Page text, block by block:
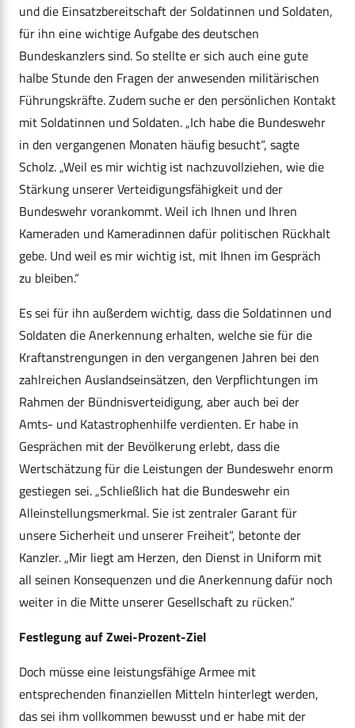
und die Einsatzbereitschaft der Soldatinnen und Soldaten,
für ihn eine wichtige Aufgabe des deutschen
Bundeskanzlers sind. So stellte er sich auch eine gute
halbe Stunde den Fragen der anwesenden militärischen
Führungskräfte. Zudem suche er den persönlichen Kontakt
mit Soldatinnen und Soldaten. „Ich habe die Bundeswehr
in den vergangenen Monaten häufig besucht“, sagte
Scholz. „Weil es mir wichtig ist nachzuvollziehen, wie die
Stärkung unserer Verteidigungsfähigkeit und der
Bundeswehr vorankommt. Weil ich Ihnen und Ihren
Kameraden und Kameradinnen dafür politischen Rückhalt
gebe. Und weil es mir wichtig ist, mit Ihnen im Gespräch
zu bleiben.“
Es sei für ihn außerdem wichtig, dass die Soldatinnen und
Soldaten die Anerkennung erhalten, welche sie für die
Kraftanstrengungen in den vergangenen Jahren bei den
zahlreichen Auslandseinsätzen, den Verpflichtungen im
Rahmen der Bündnisverteidigung, aber auch bei der
Amts- und Katastrophenhilfe verdienten. Er habe in
Gesprächen mit der Bevölkerung erlebt, dass die
Wertschätzung für die Leistungen der Bundeswehr enorm
gestiegen sei. „Schließlich hat die Bundeswehr ein
Alleinstellungsmerkmal. Sie ist zentraler Garant für
unsere Sicherheit und unserer Freiheit“, betonte der
Kanzler. „Mir liegt am Herzen, den Dienst in Uniform mit
all seinen Konsequenzen und die Anerkennung dafür noch
weiter in die Mitte unserer Gesellschaft zu rücken.“
Festlegung auf Zwei-Prozent-Ziel
Doch müsse eine leistungsfähige Armee mit
entsprechenden finanziellen Mitteln hinterlegt werden,
das sei ihm vollkommen bewusst und er habe mit der